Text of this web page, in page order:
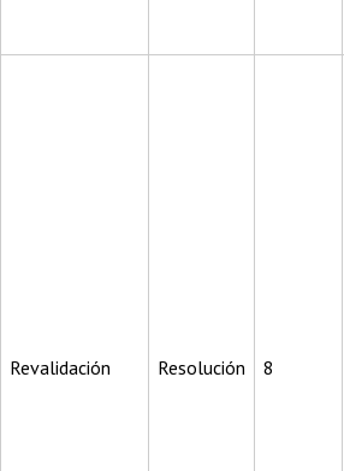
Revalidación Resolución 8